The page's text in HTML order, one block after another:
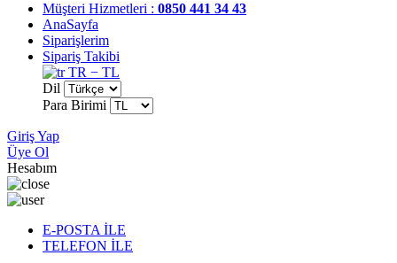
Müşteri Hizmetleri : 0850 441 34 43
AnaSayfa
Siparişlerim
Sipariş Takibi
TR − TL
Dil
Para Birimi
Giriş Yap
Üye Ol
Hesabım
E-POSTA İLE
TELEFON İLE